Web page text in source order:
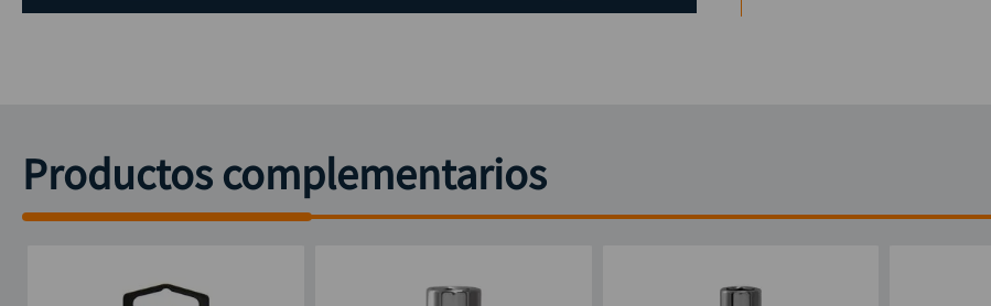
Productos complementarios